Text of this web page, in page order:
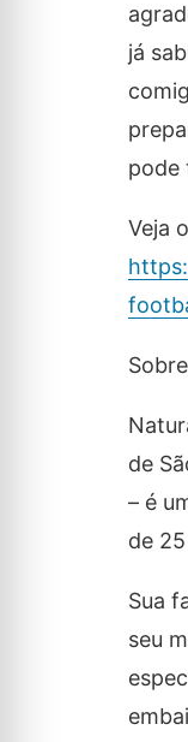
já
pode
Veja
de
– é
de
Sua
seu